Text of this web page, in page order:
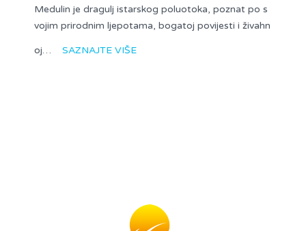
Medulin je dragulj istarskog poluotoka, poznat po s
vojim prirodnim ljepotama, bogatoj povijesti i živahn
oj… SAZNAJTE VIŠE